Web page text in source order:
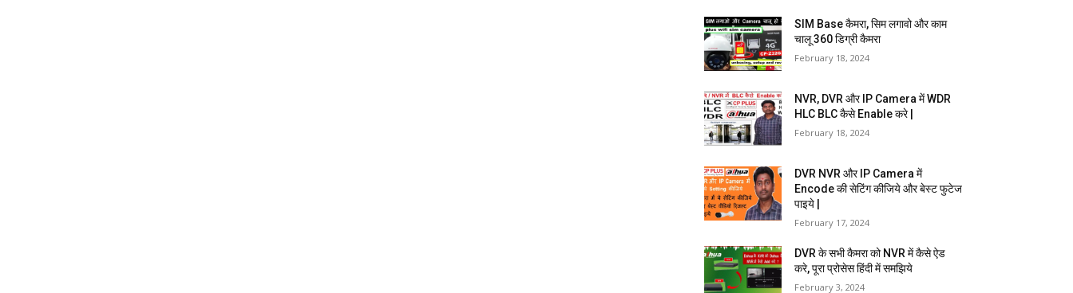
SIM Base कैमरा, सिम लगावो और काम
चालू 360 डिग्री कैमरा
February 18, 2024
NVR, DVR और IP Camera में WDR
HLC BLC कैसे Enable करे |
February 18, 2024
DVR NVR और IP Camera में
Encode की सेटिंग कीजिये और बेस्ट फुटेज
पाइये |
February 17, 2024
DVR के सभी कैमरा को NVR में कैसे ऐड
करे, पूरा प्रोसेस हिंदी में समझिये
February 3, 2024